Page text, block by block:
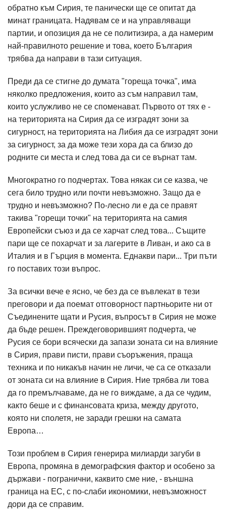
обратно към Сирия, те панически ще се опитат да
минат границата. Надявам се и на управляващи
партии, и опозиция да не се политизира, а да намерим
най-правилното решение и това, което България
трябва да направи в тази ситуация.
Преди да се стигне до думата "гореща точка", има
няколко предложения, които аз съм направил там,
които услужливо не се споменават. Първото от тях е -
на територията на Сирия да се изградят зони за
сигурност, на територията на Либия да се изградят зони
за сигурност, за да може тези хора да са близо до
родните си места и след това да си се върнат там.
Многократно го подчертах. Това някак си се казва, че
сега било трудно или почти невъзможно. Защо да е
трудно и невъзможно? По-лесно ли е да се правят
такива "горещи точки" на територията на самия
Европейски съюз и да се харчат след това... Същите
пари ще се похарчат и за лагерите в Ливан, и ако са в
Италия и в Гърция в момента. Еднакви пари... Три пъти
го поставих този въпрос.
За всички вече е ясно, че без да се въвлекат в тези
преговори и да поемат отговорност партньорите ни от
Съединените щати и Русия, въпросът в Сирия не може
да бъде решен. Преждеговорившият подчерта, че
Русия се бори всячески да запази зоната си на влияние
в Сирия, прави писти, прави съоръжения, праща
техника и по никакъв начин не личи, че са се отказали
от зоната си на влияние в Сирия. Ние трябва ли това
да го премълчаваме, да не го виждаме, а да се чудим,
както беше и с финансовата криза, между другото,
която ни сполетя, не заради грешки на самата
Европа…
Този проблем в Сирия генерира милиарди загуби в
Европа, промяна в демографския фактор и особено за
държави - погранични, каквито сме ние, - външна
граница на ЕС, с по-слаби икономики, невъзможност
дори да се справим.